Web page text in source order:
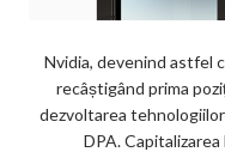
Nvidia, devenind astfel
recâștigând prima
dezvoltarea
DPA.